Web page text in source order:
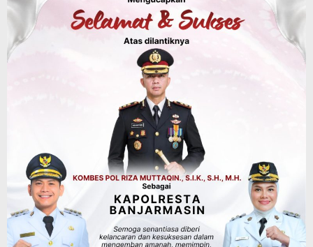
Agustus 7, 2026
Kalsel
Operasi Sikat Intan 2026 Berakhir, Polda
Kalsel Amankan Ribuan Miras Hingga
Pemerintahan Sosial & Keagamaan
Banjarmasin Pilot Project Perlinsos
Digital, Target 30 Persen IKD Masih
Jauh, Komisi II DPR Turun Tangan